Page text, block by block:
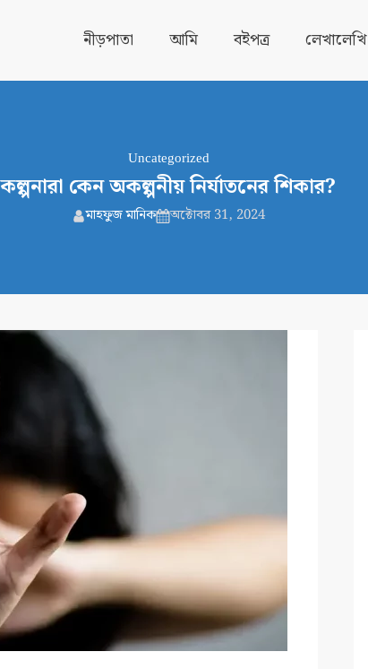
নীড়পাতা আমি বইপত্র লেখালেখি
Uncategorized
কল্পনারা কেন অকল্পনীয় নির্যাতনের শিকার?
মাহফুজ মানিক অক্টোবর 31, 2024